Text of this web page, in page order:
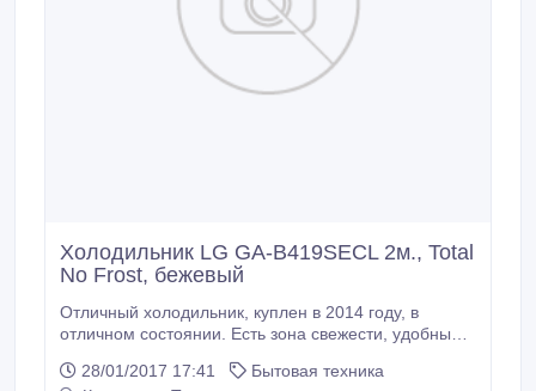
Холодильник LG GA-B419SECL 2м., Total
No Frost, бежевый
Отличный холодильник, куплен в 2014 году, в
отличном состоянии. Есть зона свежести, удобный,
требуется, тихий. 10 лет гарантии на компрессор от
28/01/2017 17:41
Бытовая техника